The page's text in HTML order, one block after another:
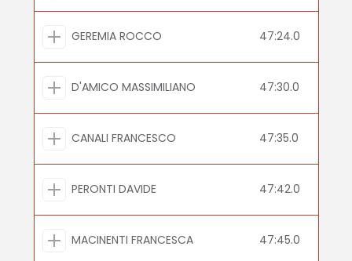
GEREMIA ROCCO 47:24.0
D'AMICO MASSIMILIANO 47:30.0
CANALI FRANCESCO 47:35.0
PERONTI DAVIDE 47:42.0
MACINENTI FRANCESCA 47:45.0